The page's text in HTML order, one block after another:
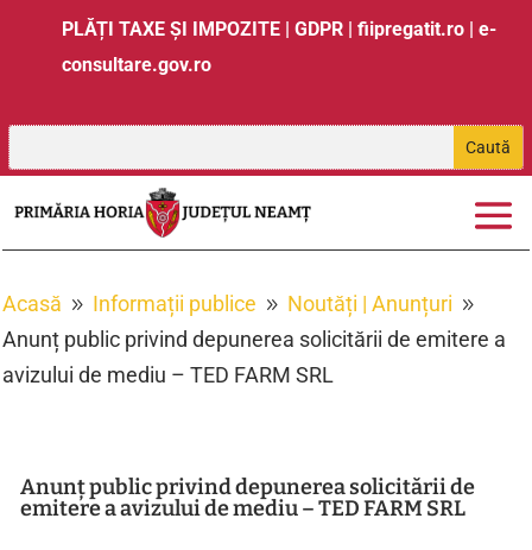
PLĂȚI TAXE ȘI IMPOZITE |GDPR |fiipregatit.ro |e-
consultare.gov.ro
Acasă 9 Informații publice 9 Noutăți | Anunțuri 9
Anunț public privind depunerea solicitării de emitere a
avizului de mediu – TED FARM SRL
Anunț public privind depunerea solicitării de
emitere a avizului de mediu – TED FARM SRL